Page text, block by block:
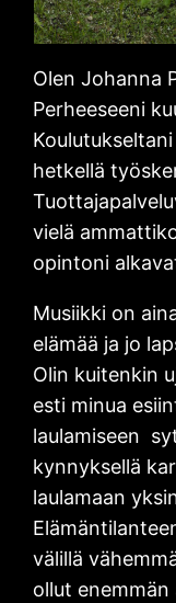
Olen Johanna
Perheeseeni
hetkellä
vielä
opintoni
Musiikki on
elämää ja jo
Olin kuitenkin
esti minua
laulamiseen
kynnyksellä
laulamaan
välillä
ollut enemmän